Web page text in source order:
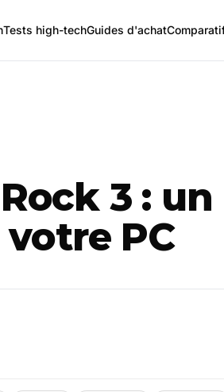
Tests high-techGuides d'achat
3 : un
PC